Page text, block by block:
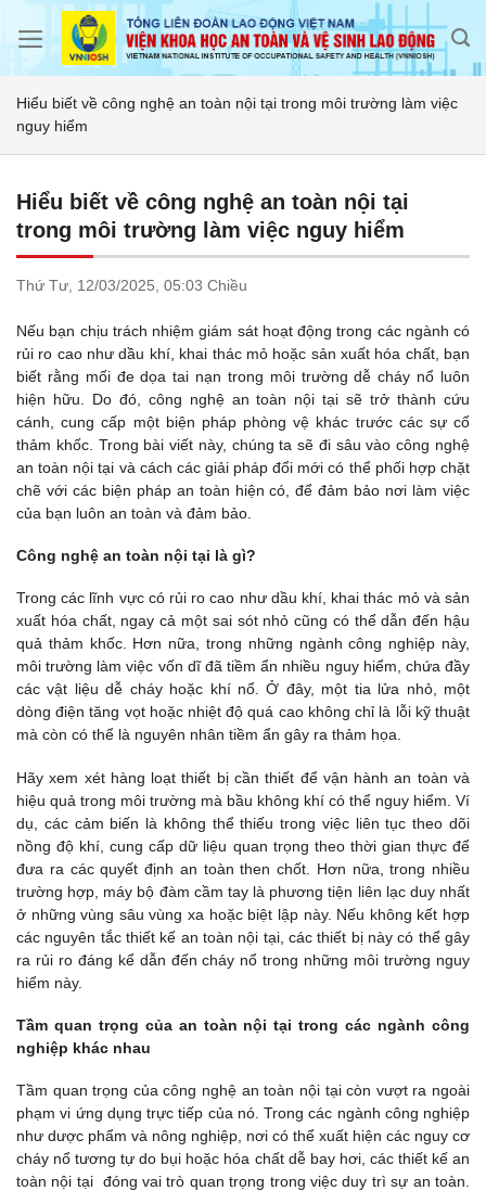
Hiểu biết về công nghệ an toàn nội tại trong môi trường làm việc
nguy hiểm
Hiểu biết về công nghệ an toàn nội tại
trong môi trường làm việc nguy hiểm
Thứ Tư, 12/03/2025, 05:03 Chiều
Nếu bạn chịu trách nhiệm giám sát hoạt động trong các ngành có
rủi ro cao như dầu khí, khai thác mỏ hoặc sản xuất hóa chất, bạn
biết rằng mối đe dọa tai nạn trong môi trường dễ cháy nổ luôn
hiện hữu. Do đó, công nghệ an toàn nội tại sẽ trở thành cứu
cánh, cung cấp một biện pháp phòng vệ khác trước các sự cố
thảm khốc. Trong bài viết này, chúng ta sẽ đi sâu vào công nghệ
an toàn nội tại và cách các giải pháp đổi mới có thể phối hợp chặt
chẽ với các biện pháp an toàn hiện có, để đảm bảo nơi làm việc
của bạn luôn an toàn và đảm bảo.
Công nghệ an toàn nội tại là gì?
Trong các lĩnh vực có rủi ro cao như dầu khí, khai thác mỏ và sản
xuất hóa chất, ngay cả một sai sót nhỏ cũng có thể dẫn đến hậu
quả thảm khốc. Hơn nữa, trong những ngành công nghiệp này,
môi trường làm việc vốn dĩ đã tiềm ẩn nhiều nguy hiểm, chứa đầy
các vật liệu dễ cháy hoặc khí nổ. Ở đây, một tia lửa nhỏ, một
dòng điện tăng vọt hoặc nhiệt độ quá cao không chỉ là lỗi kỹ thuật
mà còn có thể là nguyên nhân tiềm ẩn gây ra thảm họa.
Hãy xem xét hàng loạt thiết bị cần thiết để vận hành an toàn và
hiệu quả trong môi trường mà bầu không khí có thể nguy hiểm. Ví
dụ, các cảm biến là không thể thiếu trong việc liên tục theo dõi
nồng độ khí, cung cấp dữ liệu quan trọng theo thời gian thực để
đưa ra các quyết định an toàn then chốt. Hơn nữa, trong nhiều
trường hợp, máy bộ đàm cầm tay là phương tiện liên lạc duy nhất
ở những vùng sâu vùng xa hoặc biệt lập này. Nếu không kết hợp
các nguyên tắc thiết kế an toàn nội tại, các thiết bị này có thể gây
ra rủi ro đáng kể dẫn đến cháy nổ trong những môi trường nguy
hiểm này.
Tầm quan trọng của an toàn nội tại trong các ngành công
nghiệp khác nhau
Tầm quan trọng của công nghệ an toàn nội tại còn vượt ra ngoài
phạm vi ứng dụng trực tiếp của nó. Trong các ngành công nghiệp
như dược phẩm và nông nghiệp, nơi có thể xuất hiện các nguy cơ
cháy nổ tương tự do bụi hoặc hóa chất dễ bay hơi, các thiết kế an
toàn nội tại đóng vai trò quan trọng trong việc duy trì sự an toàn.